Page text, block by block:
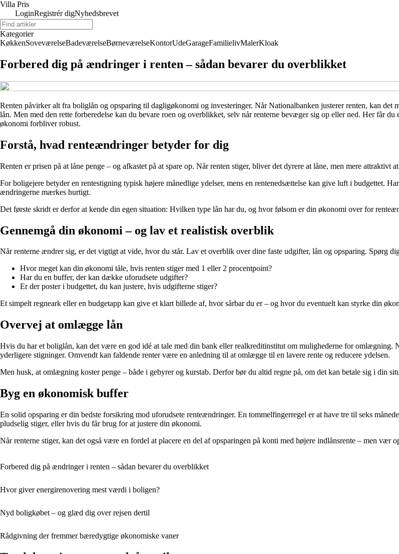
Villa Pris
LoginRegistrér digNyhedsbrevet
Kategorier
KøkkenSoveværelseBadeværelseBørneværelseKontorUdeGarageFamilielivMalerKloak
Forbered dig på ændringer i renten – sådan bevarer du overblikket
Renten påvirker alt fra boliglån og opsparing til dagligøkonomi og investeringer. Når Nationalbanken justerer renten, kan
lån. Men med den rette forberedelse kan du bevare roen og overblikket, selv når renterne bevæger sig op eller ned. Her får
økonomi forbliver robust.
Forstå, hvad renteændringer betyder for dig
Renten er prisen på at låne penge – og afkastet på at spare op. Når renten stiger, bliver det dyrere at låne, men mere attraktivt
For boligejere betyder en rentestigning typisk højere månedlige ydelser, mens en rentenedsættelse kan give luft i budgettet.
ændringerne mærkes hurtigt.
Det første skridt er derfor at kende din egen situation: Hvilken type lån har du, og hvor følsom er din økonomi over for
Gennemgå din økonomi – og lav et realistisk overblik
Når renterne ændrer sig, er det vigtigt at vide, hvor du står. Lav et overblik over dine faste udgifter, lån og opsparing. Spørg
Hvor meget kan din økonomi tåle, hvis renten stiger med 1 eller 2 procentpoint?
Har du en buffer, der kan dække uforudsete udgifter?
Er der poster i budgettet, du kan justere, hvis udgifterne stiger?
Et simpelt regneark eller en budgetapp kan give et klart billede af, hvor sårbar du er – og hvor du eventuelt kan styrke din
Overvej at omlægge lån
Hvis du har et boliglån, kan det være en god idé at tale med din bank eller realkreditinstitut om mulighederne for omlægning.
yderligere stigninger. Omvendt kan faldende renter være en anledning til at omlægge til en lavere rente og reducere ydelsen.
Men husk, at omlægning koster penge – både i gebyrer og kurstab. Derfor bør du altid regne på, om det kan betale sig i din
Byg en økonomisk buffer
En solid opsparing er din bedste forsikring mod uforudsete renteændringer. En tommelfingerregel er at have tre til seks
pludselig stiger, eller hvis du får brug for at justere din økonomi.
Når renterne stiger, kan det også være en fordel at placere en del af opsparingen på konti med højere indlånsrente – men vær
Forbered dig på ændringer i renten – sådan bevarer du overblikket
Hvor giver energirenovering mest værdi i boligen?
Nyd boligkøbet – og glæd dig over rejsen dertil
Rådgivning der fremmer bæredygtige økonomiske vaner